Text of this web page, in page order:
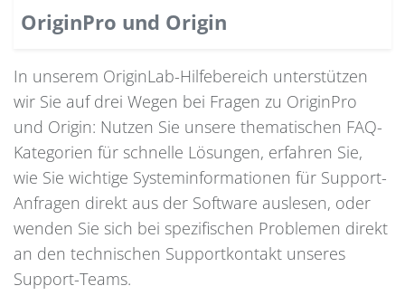
OriginPro und Origin
In unserem OriginLab-Hilfebereich unterstützen
wir Sie auf drei Wegen bei Fragen zu OriginPro
und Origin: Nutzen Sie unsere thematischen FAQ-
Kategorien für schnelle Lösungen, erfahren Sie,
wie Sie wichtige Systeminformationen für Support-
Anfragen direkt aus der Software auslesen, oder
wenden Sie sich bei spezifischen Problemen direkt
an den technischen Supportkontakt unseres
Support-Teams.